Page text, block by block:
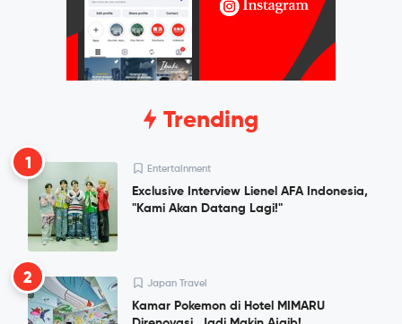
Trending
1 Entertainment
Exclusive Interview Lienel AFA Indonesia,
"Kami Akan Datang Lagi!"
2 Japan Travel
Kamar Pokemon di Hotel MIMARU